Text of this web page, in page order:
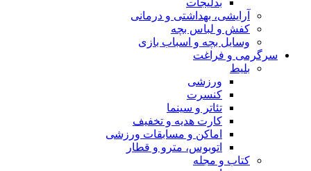
بدلیجات
آرایشی، بهداشتی و درمانی
کفش و لباس بچه
وسایل بچه و اسباب بازی
سرگرمی و فراغت
بلیط
ورزشی
کنسرت
تئاتر و سینما
کارت هدیه و تخفیف
اماکن و مسابقات ورزشی
اتوبوس، مترو و قطار
کتاب و مجله